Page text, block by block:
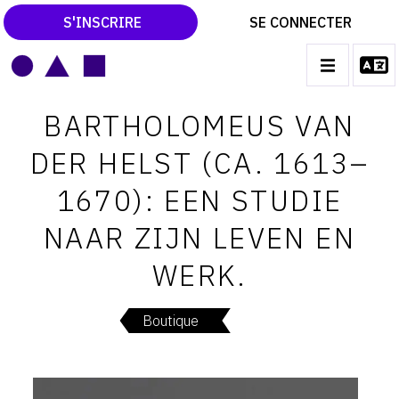
S'INSCRIRE SE CONNECTER
navigation
CATALOGUES RAISONNÉS
LES EXPOSITIONS
LES VERNISSAGES
ARCHIVES DES EXPOSITIONS
ACTUALITÉS DU MONDE DE L'ART
LIBRAIRIE : LIVRES & CATALOGUES
BARTHOLOMEUS VAN
DER HELST (CA. 1613–
1670): EEN STUDIE
NAAR ZIJN LEVEN EN
WERK.
Boutique